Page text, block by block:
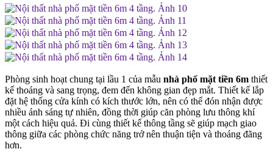
Phòng sinh hoạt chung tại lầu 1 của mẫu nhà phố mặt tiền 6m thiết
kế thoáng và sang trọng, đem đến không gian đẹp mắt. Thiết kế lắp
đặt hệ thống cửa kính có kích thước lớn, nên có thể đón nhận được
nhiều ánh sáng tự nhiên, đồng thời giúp căn phòng lưu thông khí
một cách hiệu quả. Đi cùng thiết kế thông tầng sẽ giúp mạch giao
thông giữa các phòng chức năng trở nên thuận tiện và thoáng đãng
hơn.